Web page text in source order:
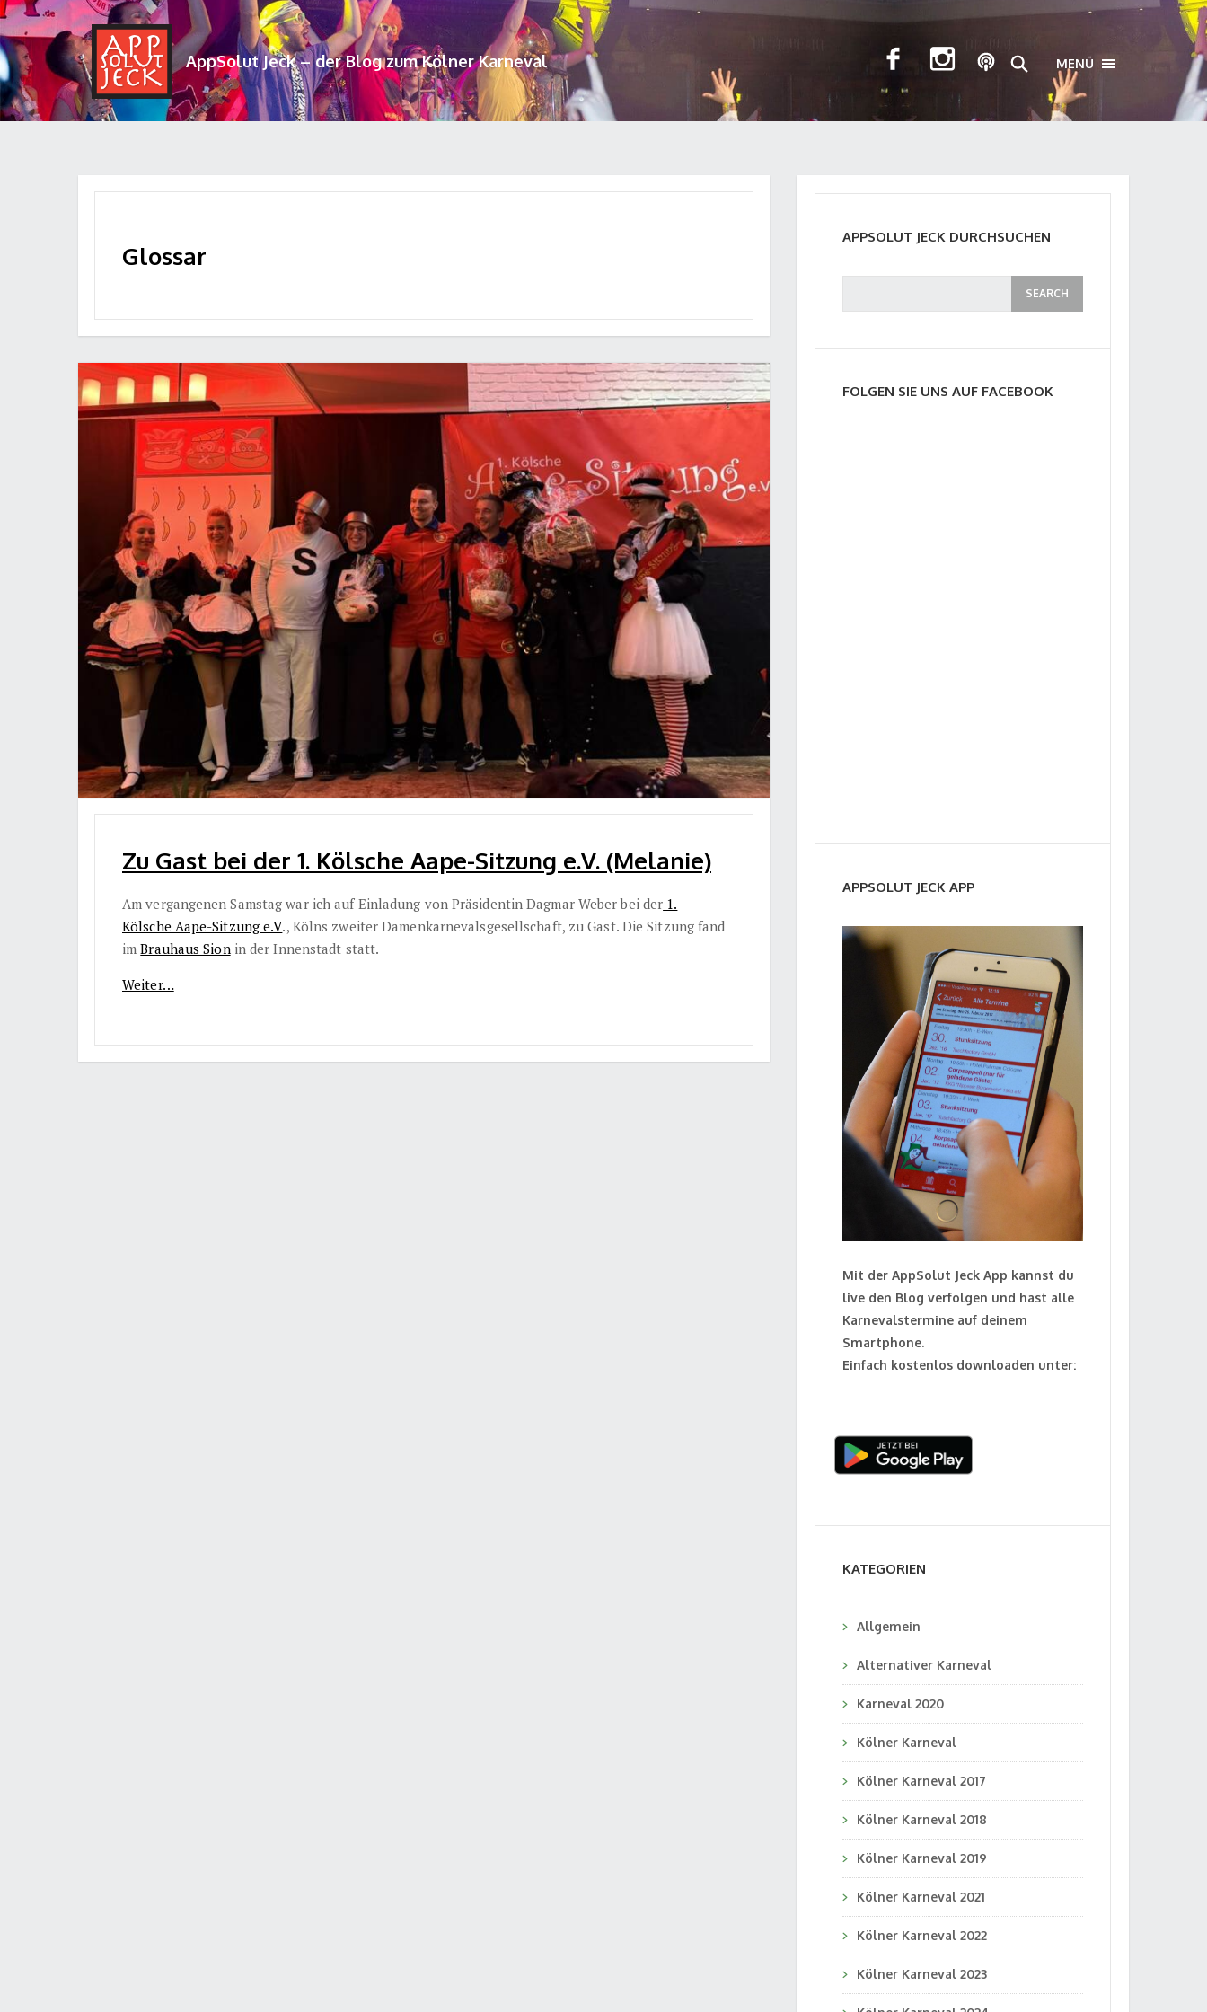
AppSolut Jeck – der Blog zum Kölner Karneval MENÜ TOGGLE
Glossar
Zu Gast bei der 1. Kölsche Aape-Sitzung e.V. (Melanie)
Am vergangenen Samstag war ich auf Einladung von Präsidentin Dagmar Weber bei der 1.
Kölsche Aape-Sitzung e.V., Kölns zweiter Damenkarnevalsgesellschaft, zu Gast. Die Sitzung fand
imBrauhaus Sionin der Innenstadt statt.
Weiter…
APPSOLUT JECK DURCHSUCHEN
FOLGEN SIE UNS AUF FACEBOOK
APPSOLUT JECK APP
Mit der AppSolut Jeck App kannst du
live den Blog verfolgen und hast alle
Karnevalstermine auf deinem
Smartphone.
Einfach kostenlos downloaden unter:
KATEGORIEN
Allgemein
Alternativer Karneval
Karneval 2020
Kölner Karneval
Kölner Karneval 2017
Kölner Karneval 2018
Kölner Karneval 2019
Kölner Karneval 2021
Kölner Karneval 2022
Kölner Karneval 2023